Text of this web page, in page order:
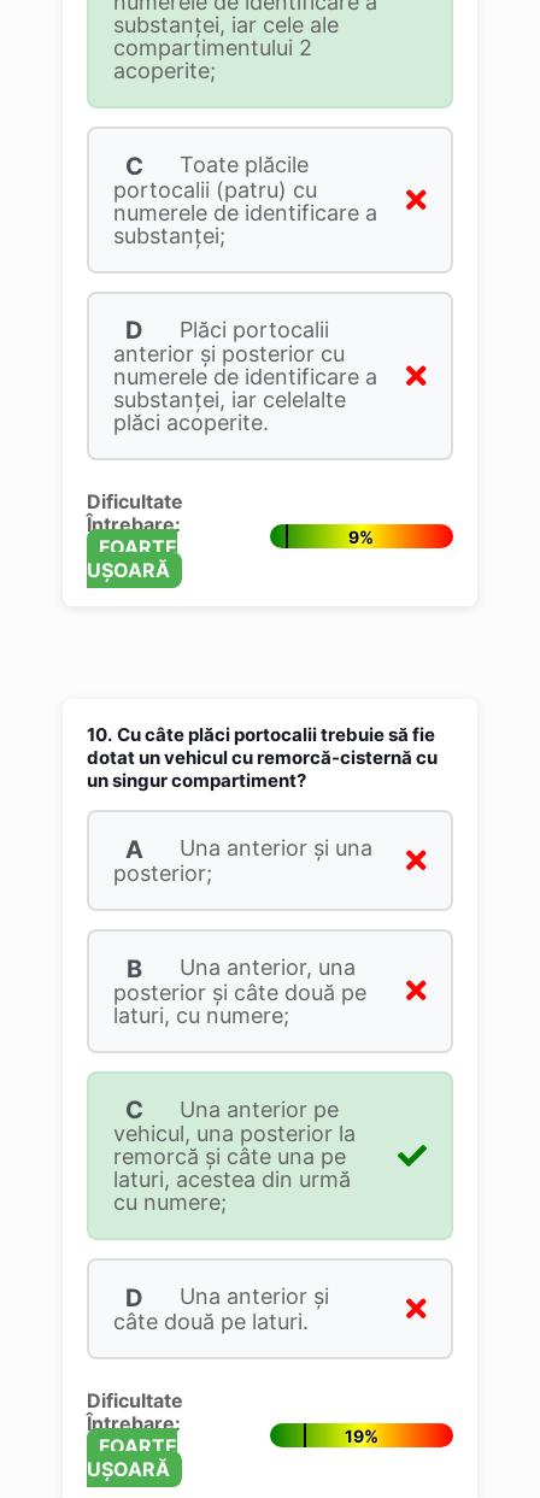
substanței, iar cele ale
compartimentului 2
acoperite;
C
Toate plăcile
portocalii (patru) cu
numerele de identificare a
substanței;
D
Plăci portocalii
anterior și posterior cu
numerele de identificare a
substanței, iar celelalte
plăci acoperite.
Dificultate
Întrebare:
FOARTE
UȘOARĂ
9%
10. Cu câte plăci portocalii trebuie să fie
dotat un vehicul cu remorcă-cisternă cu
un singur compartiment?
A
Una anterior şi una
posterior;
B
Una anterior, una
posterior şi câte două pe
laturi, cu numere;
C
Una anterior pe
vehicul, una posterior la
remorcă şi câte una pe
laturi, acestea din urmă
cu numere;
D
Una anterior şi
câte două pe laturi.
Dificultate
Întrebare:
FOARTE
UȘOARĂ
19%